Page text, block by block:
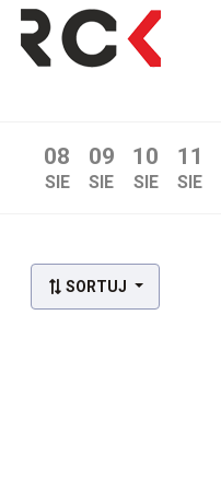
08
SIE
09
SIE
10
SIE
11
SIE
Lista wydarzeń:
SORTUJ